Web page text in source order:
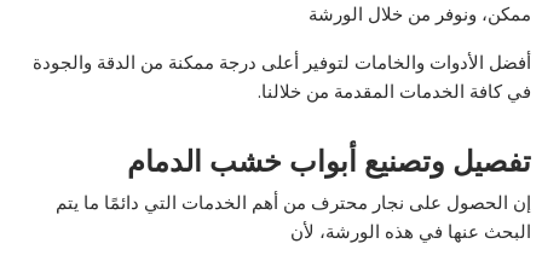
ممكن، ونوفر من خلال الورشة
أفضل الأدوات والخامات لتوفير أعلى درجة ممكنة من الدقة والجودة
في كافة الخدمات المقدمة من خلالنا.
تفصيل وتصنيع أبواب خشب الدمام
إن الحصول على نجار محترف من أهم الخدمات التي دائمًا ما يتم
البحث عنها في هذه الورشة، لأن